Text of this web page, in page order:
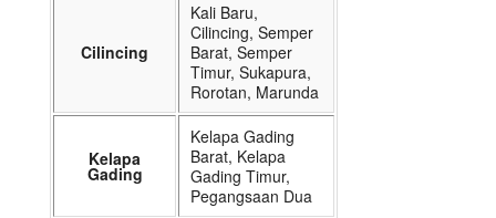
Cilincing
Kali Baru,
Cilincing, Semper
Barat, Semper
Timur, Sukapura,
Rorotan, Marunda
Kelapa
Gading
Kelapa Gading
Barat, Kelapa
Gading Timur,
Pegangsaan Dua